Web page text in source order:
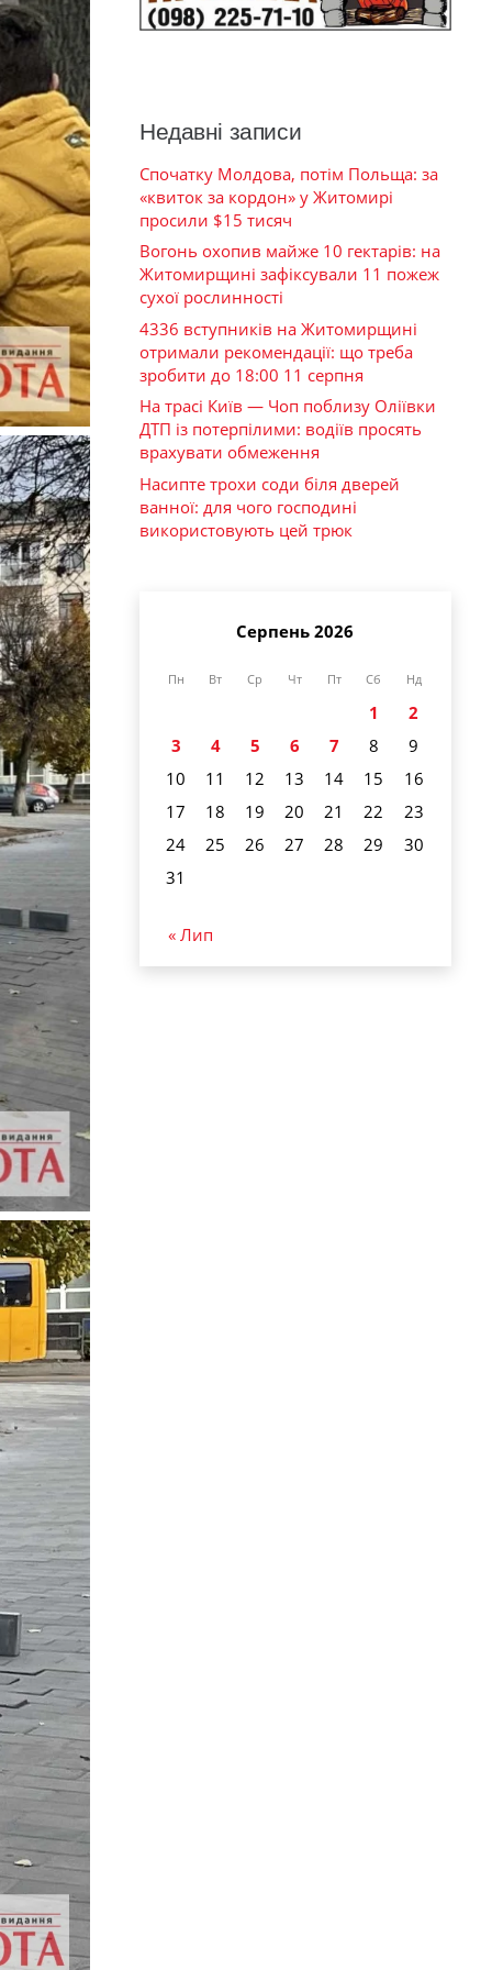
Недавні записи
Спочатку Молдова, потім Польща: за
«квиток за кордон» у Житомирі
просили $15 тисяч
Вогонь охопив майже 10 гектарів: на
Житомирщині зафіксували 11 пожеж
сухої рослинності
4336 вступників на Житомирщині
отримали рекомендації: що треба
зробити до 18:00 11 серпня
На трасі Київ — Чоп поблизу Оліївки
ДТП із потерпілими: водіїв просять
врахувати обмеження
Насипте трохи соди біля дверей
ванної: для чого господині
використовують цей трюк
Серпень 2026
Пн Вт Ср Чт Пт Сб Нд
1
2
3
4 5 6 7 8
9
10
11 12 13 14 15
16
17
18 19 20 21 22
23
24
25 26 27 28 29
30
31
« Лип